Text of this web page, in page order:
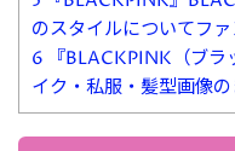
のスタイルについてフ
6 『BLACKPINK（ブ
イク・私服・髪型画像